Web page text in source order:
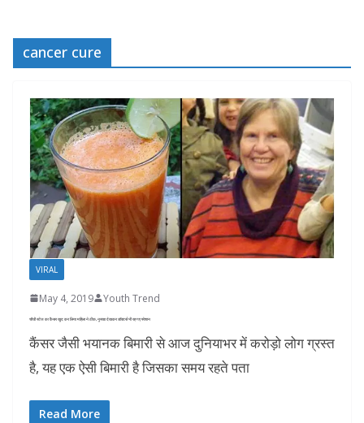
cancer cure
VIRAL
May 4, 2019 Youth Trend
चौथी स्टेज का कैंसर खुद कर लिया महिला ने ठीक, नुस्खा देखकर डॉक्टर्स भी रह गए परेशान
कैंसर जैसी भयानक बिमारी से आज दुनियाभर में करोड़ो लोग ग्रस्त
है, यह एक ऐसी बिमारी है जिसका समय रहते पता
Read More